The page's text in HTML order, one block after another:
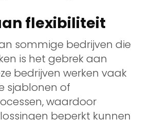
flexibiliteit
sommige bedrijven die
is het gebrek aan
bedrijven werken vaak
sjablonen of
waardoor
beperkt kunnen